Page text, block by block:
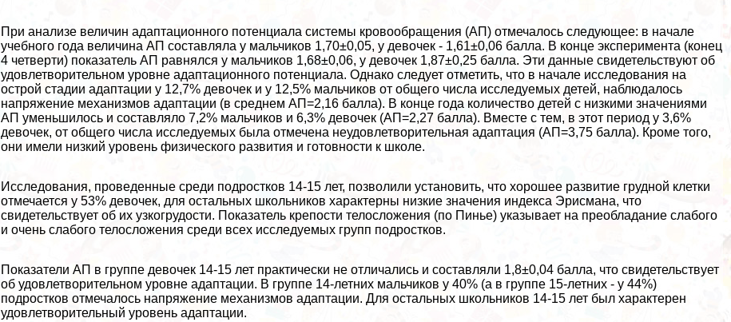
При анализе величин адаптационного потенциала системы кровообращения (АП) отмечалось следующее: в начале
учебного года величина АП составляла у мальчиков 1,70±0,05, у девочек - 1,61±0,06 балла. В конце эксперимента (конец
4 четверти) показатель АП равнялся у мальчиков 1,68±0,06, у девочек 1,87±0,25 балла. Эти данные свидетельствуют об
удовлетворительном уровне адаптационного потенциала. Однако следует отметить, что в начале исследования на
острой стадии адаптации у 12,7% девочек и у 12,5% мальчиков от общего числа исследуемых детей, наблюдалось
напряжение механизмов адаптации (в среднем АП=2,16 балла). В конце года количество детей с низкими значениями
АП уменьшилось и составляло 7,2% мальчиков и 6,3% девочек (АП=2,27 балла). Вместе с тем, в этот период у 3,6%
девочек, от общего числа исследуемых была отмечена неудовлетворительная адаптация (АП=3,75 балла). Кроме того,
они имели низкий уровень физического развития и готовности к школе.
Исследования, проведенные среди подростков 14-15 лет, позволили установить, что хорошее развитие грудной клетки
отмечается у 53% девочек, для остальных школьников хаpaктерны низкие значения индекса Эрисмана, что
свидетельствует об их узкогрудости. Показатель крепости телосложения (по Пинье) указывает на преобладание слабого
и очень слабого телосложения среди всех исследуемых групп подростков.
Показатели АП в группе девочек 14-15 лет пpaктически не отличались и составляли 1,8±0,04 балла, что свидетельствует
об удовлетворительном уровне адаптации. В группе 14-летних мальчиков у 40% (а в группе 15-летних - у 44%)
подростков отмечалось напряжение механизмов адаптации. Для остальных школьников 14-15 лет был хаpaктерен
удовлетворительный уровень адаптации.